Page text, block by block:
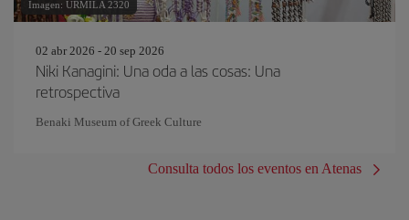
Imagen: URMILA 2320
02 abr 2026 - 20 sep 2026
Niki Kanagini: Una oda a las cosas: Una
retrospectiva
Benaki Museum of Greek Culture
Consulta todos los eventos en Atenas